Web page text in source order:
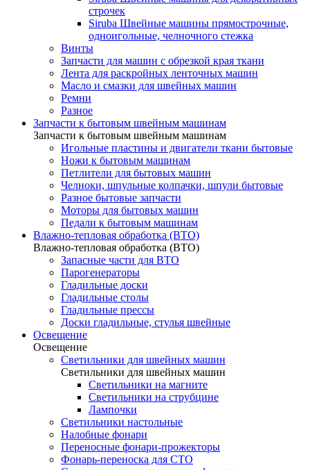
строчек
Siruba Швейные машины прямострочные,
одноигольные, челночного стежка
Винты
Запчасти для машин с обрезкой края ткани
Лента для раскройных ленточных машин
Масло и смазки для швейных машин
Ремни
Разное
Запчасти к бытовым швейным машинам
Запчасти к бытовым швейным машинам
Игольные пластины и двигатели ткани бытовые
Ножи к бытовым машинам
Петлители для бытовых машин
Челноки, шпульные колпачки, шпули бытовые
Разное бытовые запчасти
Моторы для бытовых машин
Педали к бытовым машинам
Влажно-тепловая обработка (ВТО)
Влажно-тепловая обработка (ВТО)
Запасные части для ВТО
Парогенераторы
Гладильные доски
Гладильные столы
Гладильные прессы
Доски гладильные, стулья швейные
Освещение
Освещение
Светильники для швейных машин
Светильники для швейных машин
Светильники на магните
Светильники на струбцине
Лампочки
Светильники настольные
Налобные фонари
Переносные фонари-прожекторы
Фонарь-переноска для СТО